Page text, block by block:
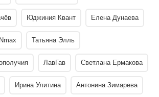
Юджиния Квант Елена Дунаева
Татьяна Элль
ЛавГав Светлана Ермакова
Ирина Улитина Антонина Зимарева